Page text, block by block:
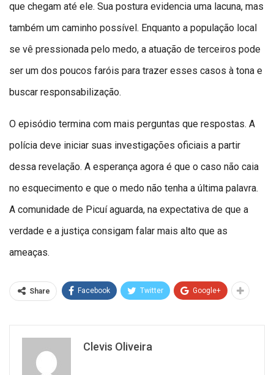
que chegam até ele. Sua postura evidencia uma lacuna, mas
também um caminho possível. Enquanto a população local
se vê pressionada pelo medo, a atuação de terceiros pode
ser um dos poucos faróis para trazer esses casos à tona e
buscar responsabilização.
O episódio termina com mais perguntas que respostas. A
polícia deve iniciar suas investigações oficiais a partir
dessa revelação. A esperança agora é que o caso não caia
no esquecimento e que o medo não tenha a última palavra.
A comunidade de Picuí aguarda, na expectativa de que a
verdade e a justiça consigam falar mais alto que as
ameaças.
Share Facebook Twitter Google+
Clevis Oliveira